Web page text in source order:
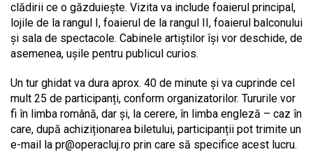
clădirii ce o găzduiește. Vizita va include foaierul principal,
lojile de la rangul I, foaierul de la rangul II, foaierul balconului
și sala de spectacole. Cabinele artiștilor își vor deschide, de
asemenea, ușile pentru publicul curios.
Un tur ghidat va dura aprox. 40 de minute și va cuprinde cel
mult 25 de participanți, conform organizatorilor. Tururile vor
fi în limba română, dar și, la cerere, în limba engleză – caz în
care, după achiziționarea biletului, participanții pot trimite un
e-mail la pr@operacluj.ro prin care să specifice acest lucru.